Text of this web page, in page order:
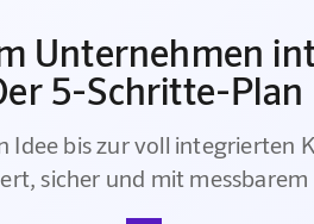
Unternehmen
5-Schritte-Plan
Idee bis zur voll integrierten
sicher und mit messbarem